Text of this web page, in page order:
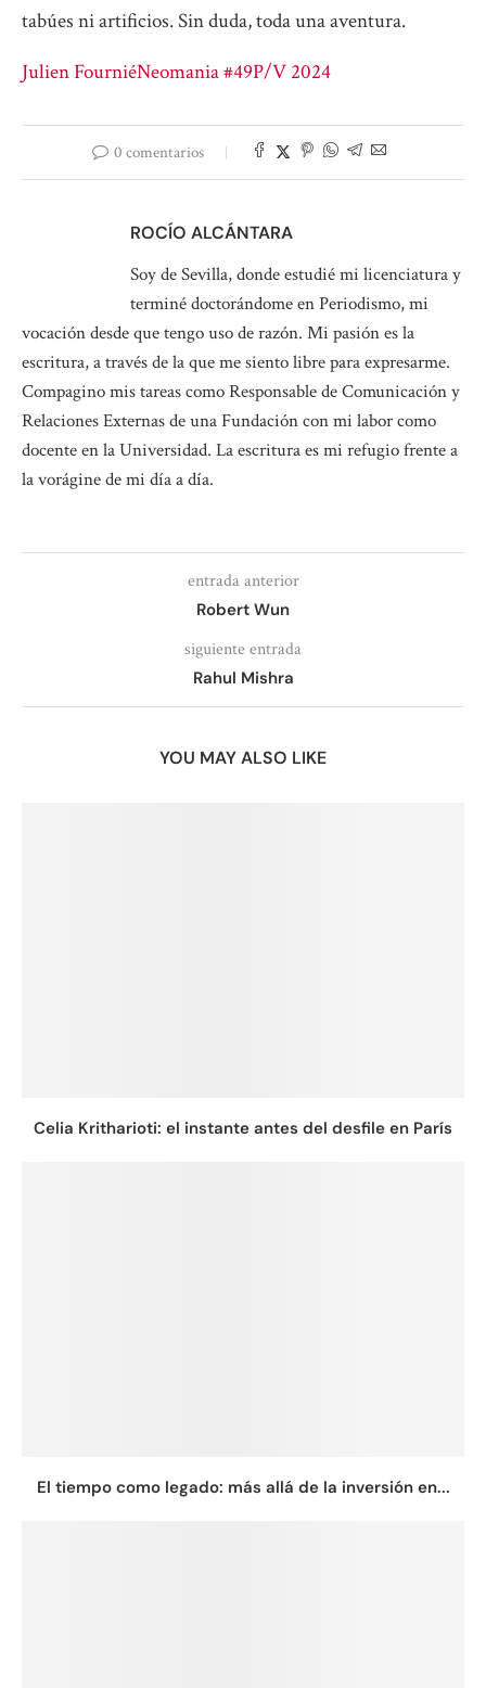
tabúes ni artificios. Sin duda, toda una aventura.
Julien FourniéNeomania #49P/V 2024
0 comentarios
ROCÍO ALCÁNTARA
Soy de Sevilla, donde estudié mi licenciatura y
terminé doctorándome en Periodismo, mi
vocación desde que tengo uso de razón. Mi pasión es la
escritura, a través de la que me siento libre para expresarme.
Compagino mis tareas como Responsable de Comunicación y
Relaciones Externas de una Fundación con mi labor como
docente en la Universidad. La escritura es mi refugio frente a
la vorágine de mi día a día.
entrada anterior
Robert Wun
siguiente entrada
Rahul Mishra
YOU MAY ALSO LIKE
Celia Kritharioti: el instante antes del desfile en París
El tiempo como legado: más allá de la inversión en...